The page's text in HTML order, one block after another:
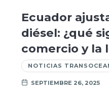
Ecuador
diésel: ¿qué
comercio y la
NOTICIAS
SEPTIEMBRE 26, 2025